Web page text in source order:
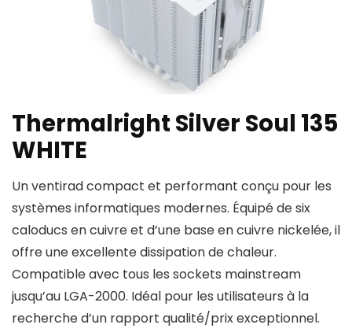
Thermalright Silver Soul 135
WHITE
Un ventirad compact et performant conçu pour les
systèmes informatiques modernes. Équipé de six
caloducs en cuivre et d’une base en cuivre nickelée, il
offre une excellente dissipation de chaleur.
Compatible avec tous les sockets mainstream
jusqu’au LGA-2000. Idéal pour les utilisateurs à la
recherche d’un rapport qualité/prix exceptionnel.